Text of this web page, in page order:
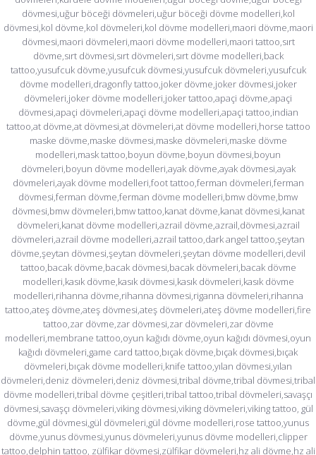
dövmesi,uğur böceği dövmeleri,uğur böceği dövme modelleri,kol
dövmesi,kol dövme,kol dövmeleri,kol dövme modelleri,maori dövme,maori
dövmesi,maori dövmeleri,maori dövme modelleri,maori tattoo,sırt
dövme,sırt dövmesi,sırt dövmeleri,sırt dövme modelleri,back
tattoo,yusufcuk dövme,yusufcuk dövmesi,yusufcuk dövmeleri,yusufcuk
dövme modelleri,dragonfly tattoo,joker dövme,joker dövmesi,joker
dövmeleri,joker dövme modelleri,joker tattoo,apaçi dövme,apaçi
dövmesi,apaçi dövmeleri,apaçi dövme modelleri,apaçi tattoo,indian
tattoo,at dövme,at dövmesi,at dövmeleri,at dövme modelleri,horse tattoo
maske dövme,maske dövmesi,maske dövmeleri,maske dövme
modelleri,mask tattoo,boyun dövme,boyun dövmesi,boyun
dövmeleri,boyun dövme modelleri,ayak dövme,ayak dövmesi,ayak
dövmeleri,ayak dövme modelleri,foot tattoo,ferman dövmeleri,ferman
dövmesi,ferman dövme,ferman dövme modelleri,bmw dövme,bmw
dövmesi,bmw dövmeleri,bmw tattoo,kanat dövme,kanat dövmesi,kanat
dövmeleri,kanat dövme modelleri,azrail dövme,azrail,dövmesi,azrail
dövmeleri,azrail dövme modelleri,azrail tattoo,dark angel tattoo,şeytan
dövme,şeytan dövmesi,şeytan dövmeleri,şeytan dövme modelleri,devil
tattoo,bacak dövme,bacak dövmesi,bacak dövmeleri,bacak dövme
modelleri,kasık dövme,kasık dövmesi,kasık dövmeleri,kasık dövme
modelleri,rihanna dövme,rihanna dövmesi,riganna dövmeleri,rihanna
tattoo,ateş dövme,ateş dövmesi,ateş dövmeleri,ateş dövme modelleri,fire
tattoo,zar dövme,zar dövmesi,zar dövmeleri,zar dövme
modelleri,membrane tattoo,oyun kağıdı dövme,oyun kağıdı dövmesi,oyun
kağıdı dövmeleri,game card tattoo,bıçak dövme,bıçak dövmesi,bıçak
dövmeleri,bıçak dövme modelleri,knife tattoo,yılan dövmesi,yılan
dövmeleri,deniz dövmeleri,deniz dövmesi,tribal dövme,tribal dövmesi,tribal
dövme modelleri,tribal dövme çeşitleri,tribal tattoo,tribal dövmeleri,savaşçı
dövmesi,savaşçı dövmeleri,viking dövmesi,viking dövmeleri,viking tattoo, gül
dövme,gül dövmesi,gül dövmeleri,gül dövme modelleri,rose tattoo,yunus
dövme,yunus dövmesi,yunus dövmeleri,yunus dövme modelleri,clipper
tattoo,delphin tattoo, zülfikar dövmesi,zülfikar dövmeleri,hz ali dövme,hz ali